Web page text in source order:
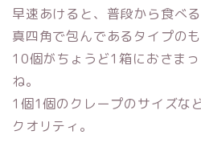
早速あけると、普段から食べ
真四角で包んであるタイプのも
10個がちょうど1箱におさま
ね。
1個1個のクレープのサイズな
クオリティ。